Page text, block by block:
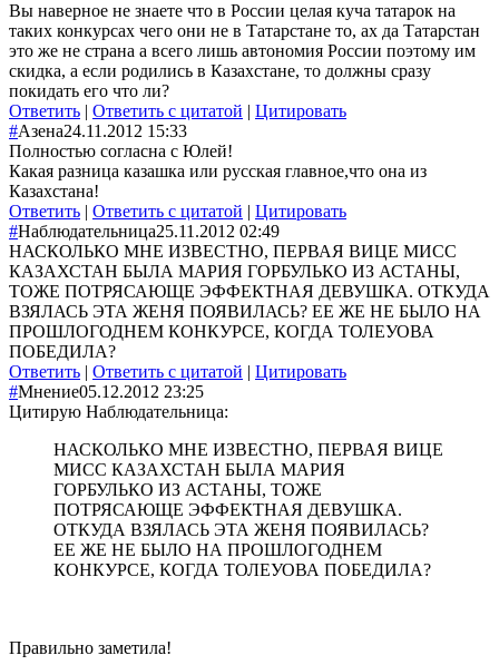
Вы наверное не знаете что в России целая куча татарок на
таких конкурсах чего они не в Татарстане то, ах да Татарстан
это же не страна а всего лишь автономия России поэтому им
скидка, а если родились в Казахстане, то должны сразу
покидать его что ли?
Ответить | Ответить с цитатой | Цитировать
#Азена24.11.2012 15:33
Полностью согласна с Юлей!
Какая разница казашка или русская главное,что она из
Казахстана!
Ответить | Ответить с цитатой | Цитировать
#Наблюдательница25.11.2012 02:49
НАСКОЛЬКО МНЕ ИЗВЕСТНО, ПЕРВАЯ ВИЦЕ МИСС
КАЗАХСТАН БЫЛА МАРИЯ ГОРБУЛЬКО ИЗ АСТАНЫ,
ТОЖЕ ПОТРЯСАЮЩЕ ЭФФЕКТНАЯ ДЕВУШКА. ОТКУДА
ВЗЯЛАСЬ ЭТА ЖЕНЯ ПОЯВИЛАСЬ? ЕЕ ЖЕ НЕ БЫЛО НА
ПРОШЛОГОДНЕМ КОНКУРСЕ, КОГДА ТОЛЕУОВА
ПОБЕДИЛА?
Ответить | Ответить с цитатой | Цитировать
#Мнение05.12.2012 23:25
Цитирую Наблюдательница:
НАСКОЛЬКО МНЕ ИЗВЕСТНО, ПЕРВАЯ ВИЦЕ
МИСС КАЗАХСТАН БЫЛА МАРИЯ
ГОРБУЛЬКО ИЗ АСТАНЫ, ТОЖЕ
ПОТРЯСАЮЩЕ ЭФФЕКТНАЯ ДЕВУШКА.
ОТКУДА ВЗЯЛАСЬ ЭТА ЖЕНЯ ПОЯВИЛАСЬ?
ЕЕ ЖЕ НЕ БЫЛО НА ПРОШЛОГОДНЕМ
КОНКУРСЕ, КОГДА ТОЛЕУОВА ПОБЕДИЛА?
Правильно заметила!